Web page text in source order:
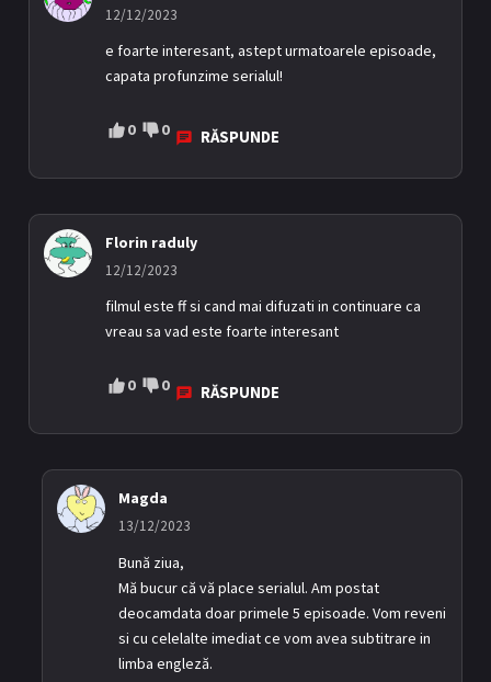
12/12/2023
e foarte interesant, astept urmatoarele episoade,
capata profunzime serialul!
0 0 RĂSPUNDE
Florin raduly
12/12/2023
filmul este ff si cand mai difuzati in continuare ca
vreau sa vad este foarte interesant
0 0 RĂSPUNDE
Magda
13/12/2023
Bună ziua,
Mă bucur că vă place serialul. Am postat
deocamdata doar primele 5 episoade. Vom reveni
si cu celelalte imediat ce vom avea subtitrare in
limba engleză.